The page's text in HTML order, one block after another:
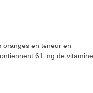
oranges en teneur en
61 mg de vitamine